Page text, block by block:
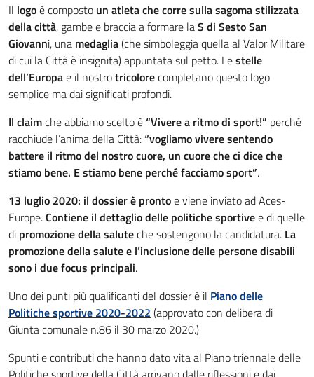
Il logoè composto un atleta che corre sulla sagoma stilizzata
della città, gambe e braccia a formare laS di Sesto San
Giovanni, una medaglia(che simboleggia quella al Valor Militare
di cui la Città è insignita) appuntata sul petto. Lestelle
dell’Europae il nostrotricolorecompletano questo logo
semplice ma dai significati profondi.
Il claimche abbiamo scelto è“Vivere a ritmo di sport!” perché
racchiude l’anima della Città:“vogliamo vivere sentendo
battere il ritmo del nostro cuore, un cuore che ci dice che
stiamo bene. E stiamo bene perché facciamo sport”.
13 luglio 2020: il dossier è prontoe viene inviato ad Aces-
Europe.Contiene il dettaglio delle politiche sportivee di quelle
di promozione della saluteche sostengono la candidatura. La
promozione della salute e l’inclusione delle persone disabili
sono i due focus principali.
Uno dei punti più qualificanti del dossier è il Piano delle
Politiche sportive 2020-2022 (approvato con delibera di
Giunta comunale n.86 il 30 marzo 2020.)
Spunti e contributi che hanno dato vita al Piano triennale delle